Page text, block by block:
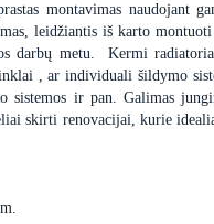
montavimas naudojant
leidžiantis iš karto
darbų metu. Kermi
, ar individuali šildymo
ir pan. Galimas
skirti renovacijai, kurie